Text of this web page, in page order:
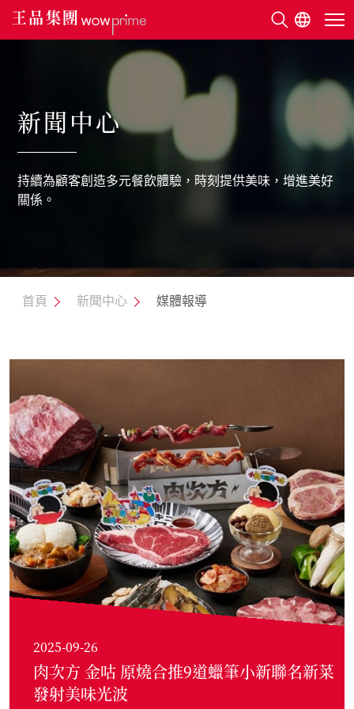
美味地圖
永續發展
新聞中心
持續為顧客創造多元餐飲體驗，時刻提供美味，增進美好
關係。
首頁 新聞中心 媒體報導
2025-09-26
肉次方 金咕 原燒合推9道蠟筆小新聯名新菜
發射美味光波